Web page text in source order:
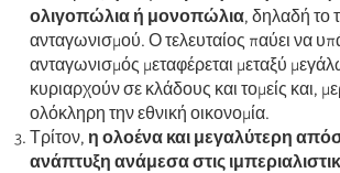
ολιγοπώλια ή μονοπώλια, δηλαδή το
ανταγωνισμού. Ο τελευταίος παύει να
ανταγωνισμός μεταφέρεται μεταξύ
κυριαρχούν σε κλάδους και τομείς και,
ολόκληρη την εθνική οικονομία.
Τρίτον, η ολοένα και μεγαλύτερη
ανάπτυξη ανάμεσα στις